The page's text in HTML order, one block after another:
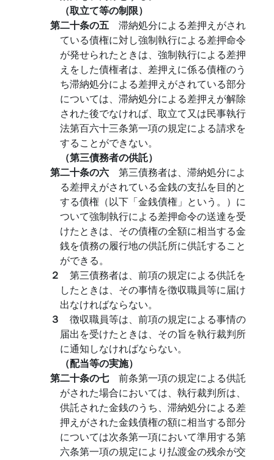
（取立て等の制限）
第二十条の五 滞納処分による差押えがされ
ている債権に対し強制執行による差押命令
が発せられたときは、強制執行による差押
えをした債権者は、差押えに係る債権のう
ち滞納処分による差押えがされている部分
については、滞納処分による差押えが解除
された後でなければ、取立て又は民事執行
法第百六十三条第一項の規定による請求を
することができない。
（第三債務者の供託）
第二十条の六 第三債務者は、滞納処分によ
る差押えがされている金銭の支払を目的と
する債権（以下「金銭債権」という。）に
ついて強制執行による差押命令の送達を受
けたときは、その債権の全額に相当する金
銭を債務の履行地の供託所に供託すること
ができる。
２ 第三債務者は、前項の規定による供託を
したときは、その事情を徴収職員等に届け
出なければならない。
３ 徴収職員等は、前項の規定による事情の
届出を受けたときは、その旨を執行裁判所
に通知しなければならない。
（配当等の実施）
第二十条の七 前条第一項の規定による供託
がされた場合においては、執行裁判所は、
供託された金銭のうち、滞納処分による差
押えがされた金銭債権の額に相当する部分
については次条第一項において準用する第
六条第一項の規定により払渡金の残余が交